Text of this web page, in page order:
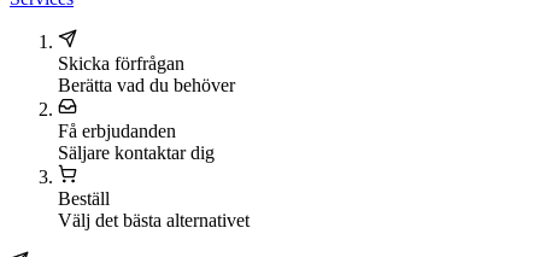
Skicka förfrågan
Berätta vad du behöver
Få erbjudanden
Säljare kontaktar dig
Beställ
Välj det bästa alternativet